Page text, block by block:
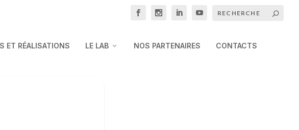
ET RÉALISATIONS LE LAB NOS PARTENAIRES CONTACTS